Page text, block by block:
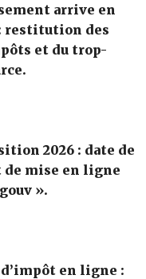
arrive en
restitution des
et du trop-
2026 : date de
mise en ligne
».
en ligne :